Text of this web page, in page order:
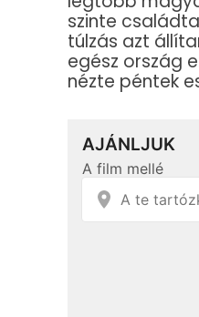
szinte
túlzás azt
egész ország
nézte péntek